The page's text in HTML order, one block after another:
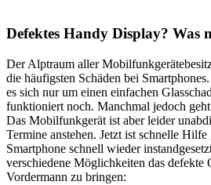
Defektes Handy Display? Was
Der Alptraum aller
die häufigsten Schäden bei
es sich nur um einen einfachen
funktioniert noch. Manchmal jedoch
Das Mobilfunkgerät ist aber leider
Termine anstehen. Jetzt ist schnelle
Smartphone schnell wieder
verschiedene Möglichkeiten das defekte
Vordermann zu bringen: